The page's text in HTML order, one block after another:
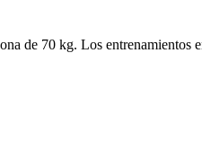
de 70 kg. Los entrenamientos